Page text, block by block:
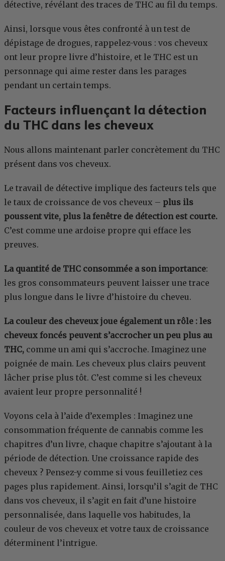
détective, révélant des traces de THC au fil du temps.
Ainsi, lorsque vous êtes confronté à un test de
dépistage de drogues, rappelez-vous : vos cheveux
ont leur propre livre d’histoire, et le THC est un
personnage qui aime rester dans les parages
pendant un certain temps.
Facteurs influençant la détection
du THC dans les cheveux
Nous allons maintenant parler concrètement du THC
présent dans vos cheveux.
Le travail de détective implique des facteurs tels que
le taux de croissance de vos cheveux – plus ils
poussent vite, plus la fenêtre de détection est courte.
C’est comme une ardoise propre qui efface les
preuves.
La quantité de THC consommée a son importance:
les gros consommateurs peuvent laisser une trace
plus longue dans le livre d’histoire du cheveu.
La couleur des cheveux joue également un rôle : les
cheveux foncés peuvent s’accrocher un peu plus au
THC, comme un ami qui s’accroche. Imaginez une
poignée de main. Les cheveux plus clairs peuvent
lâcher prise plus tôt. C’est comme si les cheveux
avaient leur propre personnalité !
Voyons cela à l’aide d’exemples : Imaginez une
consommation fréquente de cannabis comme les
chapitres d’un livre, chaque chapitre s’ajoutant à la
période de détection. Une croissance rapide des
cheveux ? Pensez-y comme si vous feuilletiez ces
pages plus rapidement. Ainsi, lorsqu’il s’agit de THC
dans vos cheveux, il s’agit en fait d’une histoire
personnalisée, dans laquelle vos habitudes, la
couleur de vos cheveux et votre taux de croissance
déterminent l’intrigue.